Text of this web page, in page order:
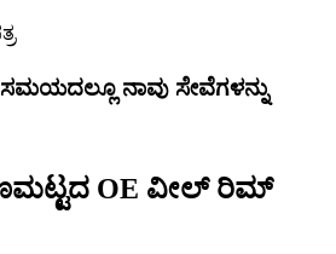
ನಾವು ಸೇವೆಗಳನ್ನು
OE ವೀಲ್ ರಿಮ್